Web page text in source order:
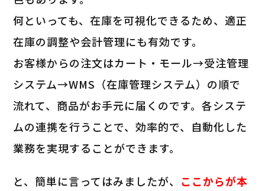
何といっても、在庫を可視化できるため、適正
在庫の調整や会計管理にも有効です。
お客様からの注文はカート・モール→受注管理
システム→WMS（在庫管理システム）の順で
流れて、商品がお手元に届くのです。各システ
ムの連携を行うことで、効率的で、自動化した
業務を実現することができます。
と、簡単に言ってはみましたが、 ここからが本